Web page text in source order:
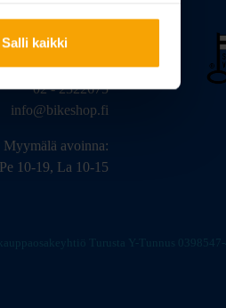
Salli kaikki
3, 20320 Turku
02 - 2322675
info@bikeshop.fi
Myymälä avoinna:
10-19, La 10-15
Turusta Y-Tunnus 0398547-4